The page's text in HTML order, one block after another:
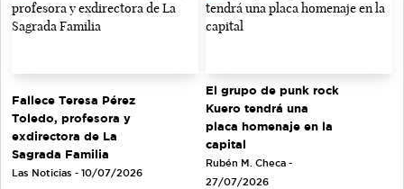
Fallece Teresa Pérez
Toledo, profesora y
exdirectora de La
Sagrada Familia
Las Noticias - 10/07/2026
El grupo de punk rock
Kuero tendrá una
placa homenaje en la
capital
Rubén M. Checa -
27/07/2026